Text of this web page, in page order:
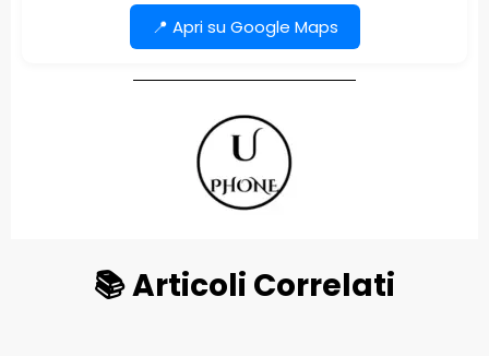
📍 Apri su Google Maps
📚 Articoli Correlati